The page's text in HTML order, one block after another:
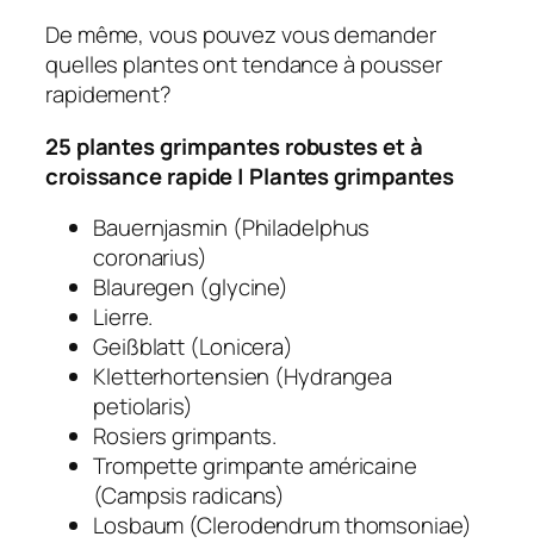
De même, vous pouvez vous demander
quelles plantes ont tendance à pousser
rapidement?
25 plantes grimpantes robustes et à
croissance rapide | Plantes grimpantes
Bauernjasmin (Philadelphus
coronarius)
Blauregen (glycine)
Lierre.
Geißblatt (Lonicera)
Kletterhortensien (Hydrangea
petiolaris)
Rosiers grimpants.
Trompette grimpante américaine
(Campsis radicans)
Losbaum (Clerodendrum thomsoniae)